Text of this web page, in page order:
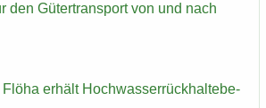
den Gü­ter­trans­port von und nach
Flöha er­hält Hoch­was­ser­rück­hal­te­be­